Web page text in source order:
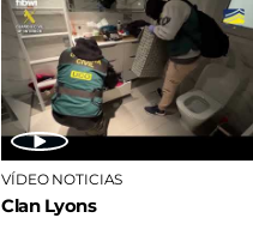
VÍDEO NOTICIAS
Clan Lyons